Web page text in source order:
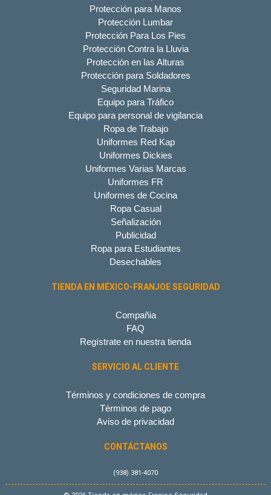
Protección para Manos
Protección Lumbar
Protección Para Los Pies
Protección Contra la Lluvia
Protección en las Alturas
Protección para Soldadores
Seguridad Marina
Equipo para Tráfico
Equipo para personal de vigilancia
Ropa de Trabajo
Uniformes Red Kap
Uniformes Dickies
Uniformes Varias Marcas
Uniformes FR
Uniformes de Cocina
Ropa Casual
Señalización
Publicidad
Ropa para Estudiantes
Desechables
TIENDA EN MÉXICO-FRANJOE SEGURIDAD
Compañia
FAQ
Regístrate en nuestra tienda
SERVICIO AL CLIENTE
Términos y condiciones de compra
Términos de pago
Aviso de privacidad
CONTÁCTANOS
(938) 381-4070